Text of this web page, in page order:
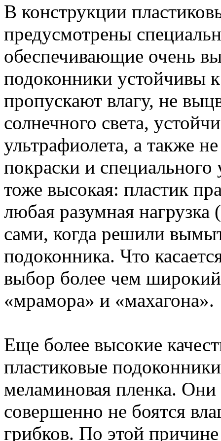
В конструкции
предусмотрены
обеспечивающие очень
подоконники устойчивы
пропускают влагу, не
солнечного света,
ультрафиолета, а также
покраски и
тоже высокая: пластик
любая разумная
сами, когда решили
подоконника. Что
выбор более чем
«мрамора» и «махагона».
Еще более высокие
пластиковые
меламиновая пленка.
совершенно не боятся
грибков. По этой